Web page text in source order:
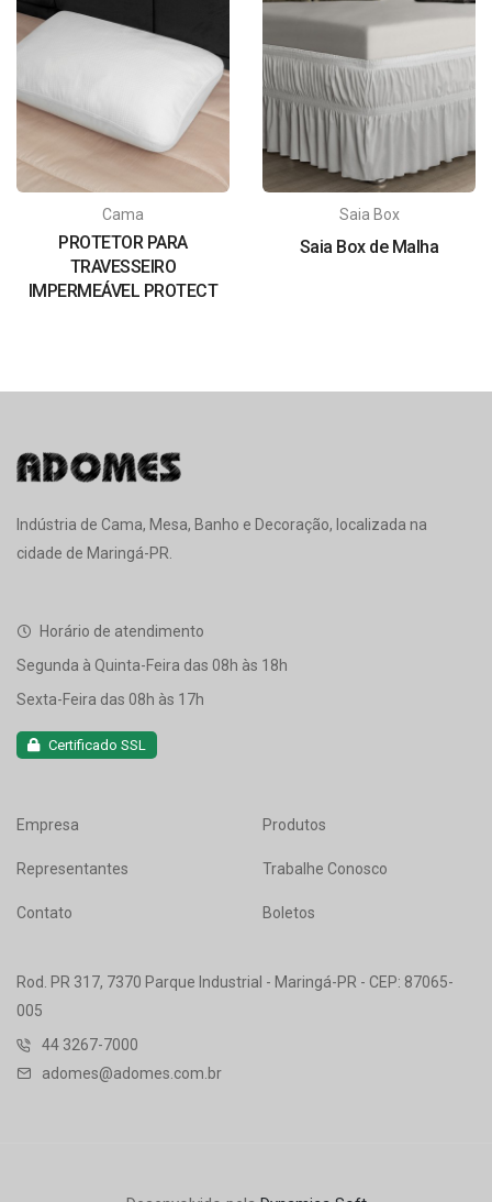
Cama
PROTETOR PARA
TRAVESSEIRO
IMPERMEÁVEL PROTECT
Saia Box
Saia Box de Malha
Indústria de Cama, Mesa, Banho e Decoração, localizada na
cidade de Maringá-PR.
Horário de atendimento
Segunda à Quinta-Feira das 08h às 18h
Sexta-Feira das 08h às 17h
Certificado SSL
Empresa Produtos
Representantes Trabalhe Conosco
Contato Boletos
Rod. PR 317, 7370 Parque Industrial - Maringá-PR - CEP: 87065-
005
44 3267-7000
adomes@adomes.com.br